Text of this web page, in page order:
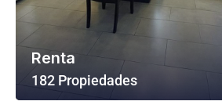
Renta
182 Propiedades